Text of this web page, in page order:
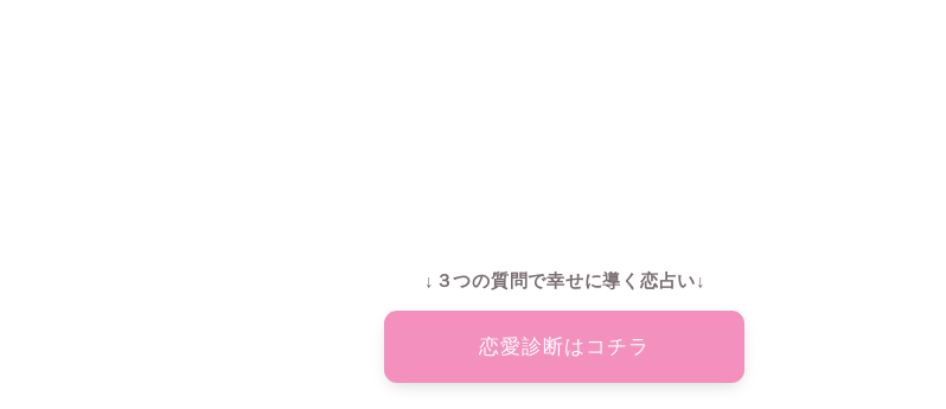
↓３つの質問で幸せに導く恋占い↓
恋愛診断はコチラ